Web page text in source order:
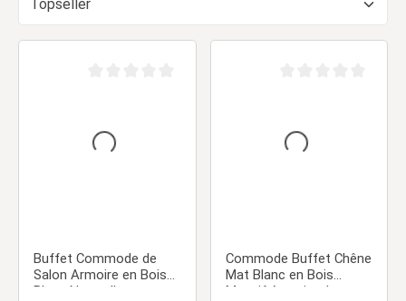
Buffet Commode de
Salon Armoire en Bois
Blanc Naturelle avec
Commode Buffet Chêne
Mat Blanc en Bois
Massif Armoire de